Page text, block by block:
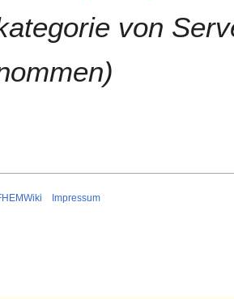
von
Impressum